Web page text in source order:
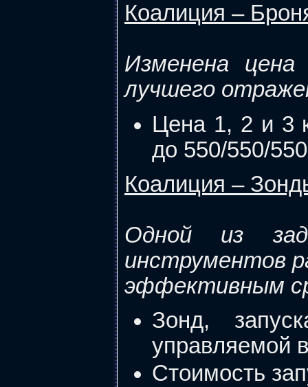
Коалиция –
Изменена
лучшего
Цена 1, 2 и 3
до 550/550/
Коалиция –
Одной из
инструментов
эффективным
Зонд,
управляемой
Стоимость